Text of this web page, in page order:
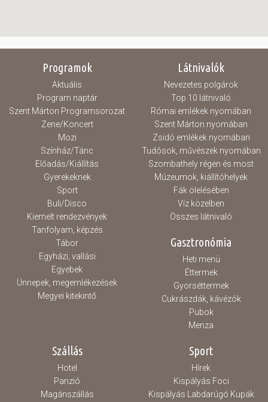
Programok
Aktuális
Program naptár
Szent Márton Programsorozat
Zene/Koncert
Mozi
Színház/Tánc
Előadás/Kiállítás
Gyerekeknek
Sport
Buli/Disco
Kiemelt rendezvények
Tanfolyam, képzés
Tábor
Egyházi, vallási
Egyebek
Ünnepek, megemlékezések
Megyei kitekintő
Látnivalók
Nevezetes polgárok
Top 10 látnivaló
Római emlékek nyomában
Szent Márton nyomában
Zsidó emlékek nyomában
Tudósok, művészek nyomában
Szombathely régen és most
Múzeumok, kiállítóhelyek
Fák ölelésében
Víz közelben
Összes látnivaló
Gasztronómia
Heti menü
Éttermek
Gyorséttermek
Cukrászdák, kávézók
Pubok
Menza
Szállás
Hotel
Panzió
Magánszállás
Sport
Hírek
Kispályás Foci
Kispályás Labdarúgó Kupák